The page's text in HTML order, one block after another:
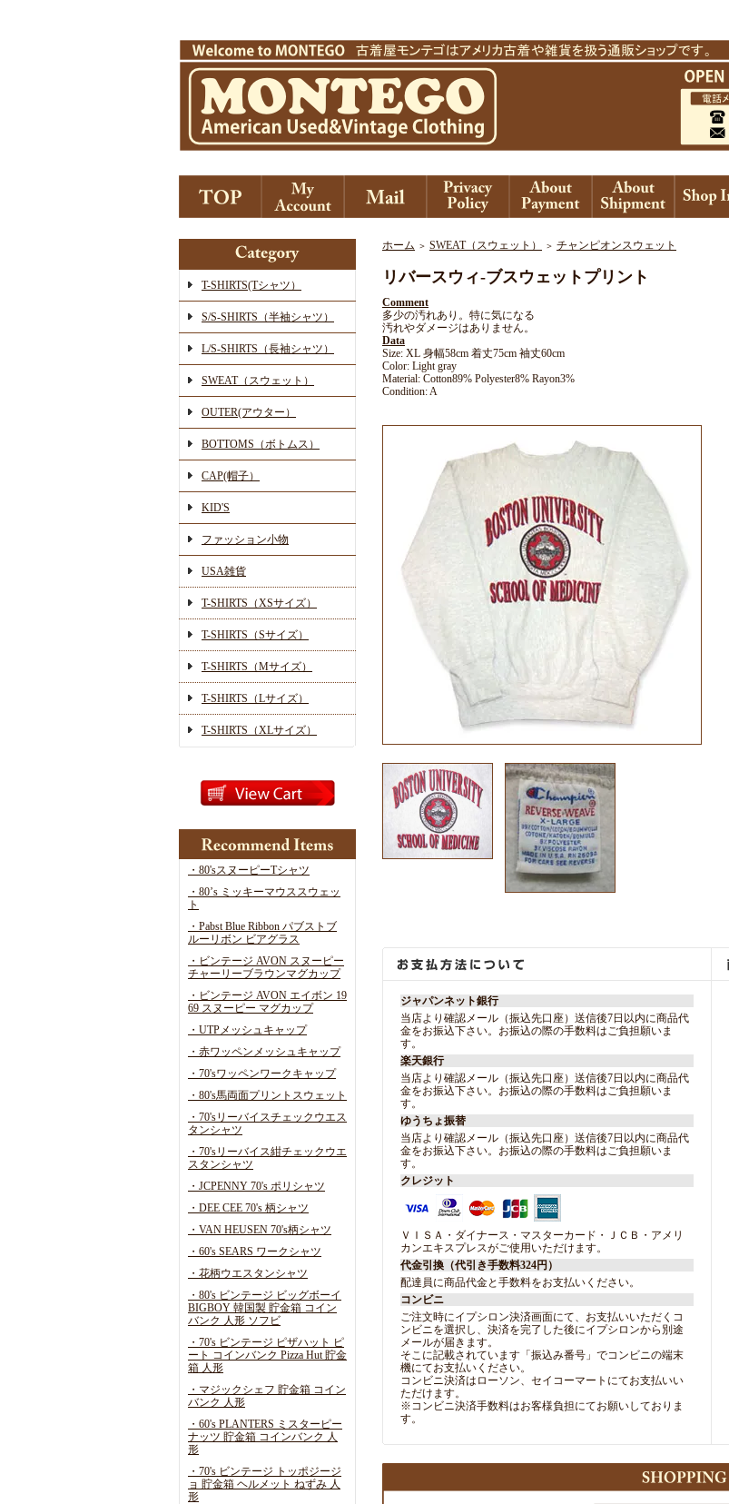
T-SHIRTS(Tシャツ）
S/S-SHIRTS（半袖シャツ）
L/S-SHIRTS（長袖シャツ）
SWEAT（スウェット）
OUTER(アウター）
BOTTOMS（ボトムス）
CAP(帽子）
KID'S
ファッション小物
USA雑貨
T-SHIRTS（XSサイズ）
T-SHIRTS（Sサイズ）
T-SHIRTS（Mサイズ）
T-SHIRTS（Lサイズ）
T-SHIRTS（XLサイズ）
・80'sスヌーピーTシャツ
・80’s ミッキーマウススウェッ
ト
・Pabst Blue Ribbon パブストブ
ルーリボン ビアグラス
・ビンテージ AVON スヌーピー
チャーリーブラウンマグカップ
・ビンテージ AVON エイボン 19
69 スヌーピー マグカップ
・UTPメッシュキャップ
・赤ワッペンメッシュキャップ
・70'sワッペンワークキャップ
・80's馬両面プリントスウェット
・70'sリーバイスチェックウエス
タンシャツ
・70'sリーバイス紺チェックウエ
スタンシャツ
・JCPENNY 70's ポリシャツ
・DEE CEE 70's 柄シャツ
・VAN HEUSEN 70's柄シャツ
・60's SEARS ワークシャツ
・花柄ウエスタンシャツ
・80's ビンテージ ビッグボーイ
BIGBOY 韓国製 貯金箱 コイン
バンク 人形 ソフビ
・70's ビンテージ ピザハット ピ
ート コインバンク Pizza Hut 貯金
箱 人形
・マジックシェフ 貯金箱 コイン
バンク 人形
・60's PLANTERS ミスターピー
ナッツ 貯金箱 コインバンク 人
形
・70's ビンテージ トッポジージ
ョ 貯金箱 ヘルメット ねずみ 人
形
ホーム ＞ SWEAT（スウェット） ＞ チャンピオンスウェット
リバースウィ-ブスウェットプリント
Comment
多少の汚れあり。特に気になる
汚れやダメージはありません。
Data
Size: XL 身幅58cm 着丈75cm 袖丈60cm
Color: Light gray
Material: Cotton89% Polyester8% Rayon3%
Condition: A
ジャパンネット銀行
当店より確認メール（振込先口座）送信後7日以内に商品代
金をお振込下さい。お振込の際の手数料はご負担願いま
す。
楽天銀行
当店より確認メール（振込先口座）送信後7日以内に商品代
金をお振込下さい。お振込の際の手数料はご負担願いま
す。
ゆうちょ振替
当店より確認メール（振込先口座）送信後7日以内に商品代
金をお振込下さい。お振込の際の手数料はご負担願いま
す。
クレジット
ＶＩＳＡ・ダイナース・マスターカード・ＪＣＢ・アメリ
カンエキスプレスがご使用いただけます。
代金引換（代引き手数料324円）
配達員に商品代金と手数料をお支払いください。
コンビニ
ご注文時にイプシロン決済画面にて、お支払いいただくコ
ンビニを選択し、決済を完了した後にイプシロンから別途
メールが届きます。
そこに記載されています「振込み番号」でコンビニの端末
機にてお支払いください。
コンビニ決済はローソン、セイコーマートにてお支払いい
ただけます。
※コンビニ決済手数料はお客様負担にてお願いしておりま
す。